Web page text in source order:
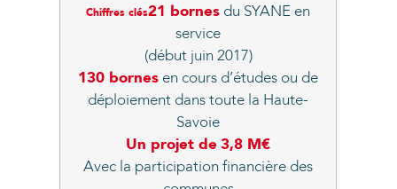
Chiffres clés21 bornes du SYANE en
service
(début juin 2017)
130 bornes en cours d’études ou de
déploiement dans toute la Haute-
Savoie
Un projet de3,8 M€
Avec la participation financière des